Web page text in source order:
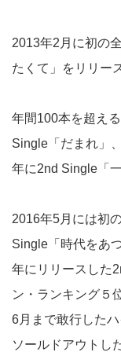
2013年2月に初の
たくて」をリリー
年間100本を超え
Single「だまれ」
年に2nd Single「
2016年5月には初
Single「時代をあ
年にリリースした
ン・ランキング５
6月まで敢行した
ソールドアウトし